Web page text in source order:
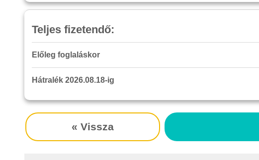
Teljes fizetendő:
Előleg foglaláskor
Hátralék 2026.08.18-ig
« Vissza